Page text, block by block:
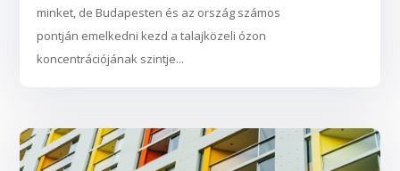
minket, de Budapesten és az ország számos
pontján emelkedni kezd a talajközeli ózon
koncentrációjának szintje...